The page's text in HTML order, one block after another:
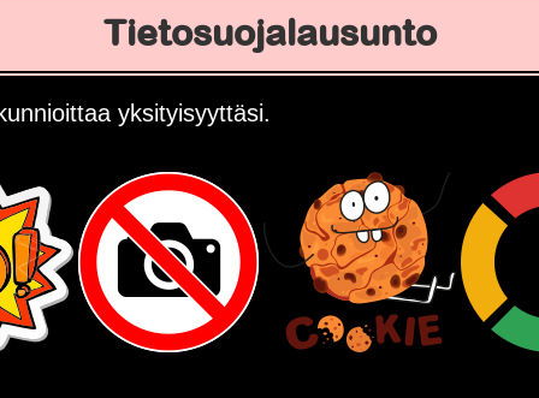
Tietosuojalausunto
yksityisyyttäsi.